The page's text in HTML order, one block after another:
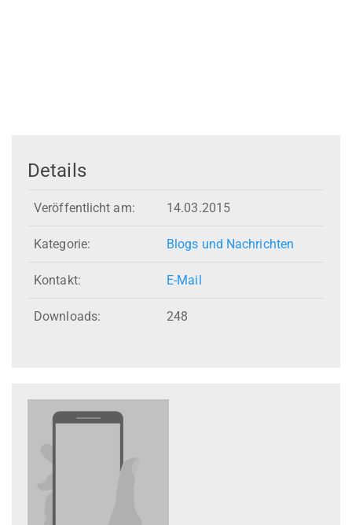
Details
Veröffentlicht am: 14.03.2015
Kategorie: Blogs und Nachrichten
Kontakt: E-Mail
Downloads: 248